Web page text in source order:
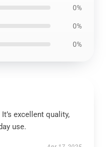
0%
0%
0%
excellent quality,
use.